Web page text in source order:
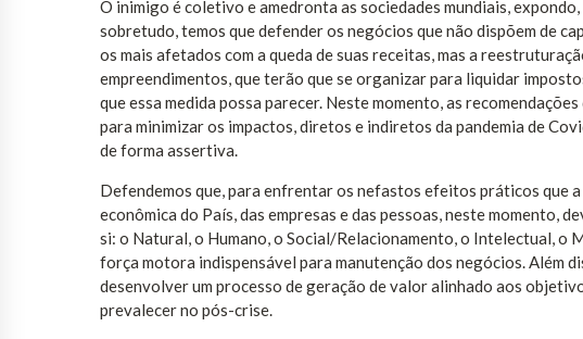
O inimigo é coletivo e amedronta as sociedades mundiais,
sobretudo, temos que defender os negócios que não dispõem de
os mais afetados com a queda de suas receitas, mas a
empreendimentos, que terão que se organizar para liquidar
que essa medida possa parecer. Neste momento, as
para minimizar os impactos, diretos e indiretos da pandemia de
de forma assertiva.
Defendemos que, para enfrentar os nefastos efeitos práticos que
econômica do País, das empresas e das pessoas, neste
si: o Natural, o Humano, o Social/Relacionamento, o Intelectual, o
força motora indispensável para manutenção dos negócios. Além
desenvolver um processo de geração de valor alinhado aos
prevalecer no pós-crise.